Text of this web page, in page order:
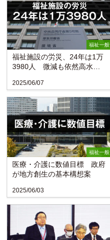
福祉一般
福祉施設の労災、24年は1万
3980人 微減も依然高水準
2025/06/07
福祉一般
医療・介護に数値目標 政府
が地方創生の基本構想案
2025/06/03